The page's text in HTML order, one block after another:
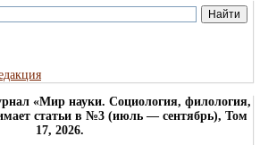
«Мир науки. Социология, филология,
статьи в №3 (июль — сентябрь), Том
17, 2026.